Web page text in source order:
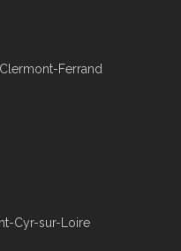
Ferrand
Cyr-sur-Loire